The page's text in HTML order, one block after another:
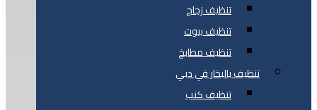
تنظيف زجاج
تنظيف بيوت
تنظيف مطابخ
تنظيف بالبخار في دبي
تنظيف كنب